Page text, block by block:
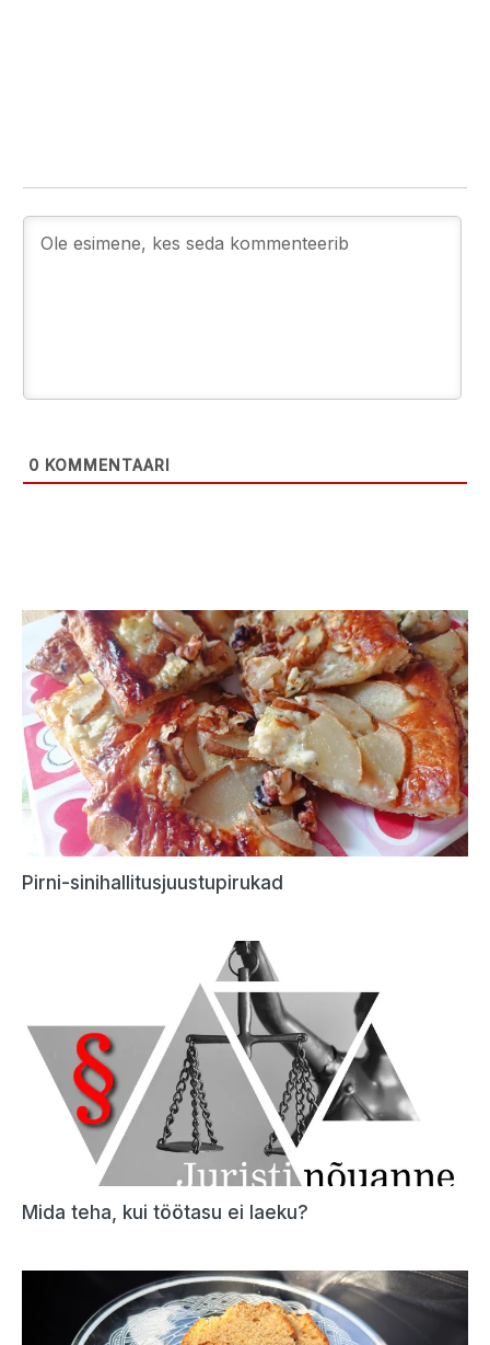
0 KOMMENTAARI
Pirni-sinihallitusjuustupirukad
Mida teha, kui töötasu ei laeku?